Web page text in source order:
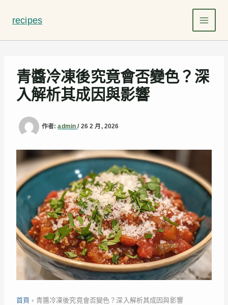
要
recipes
青醬冷凍後究竟會否變色？深
入解析其成因與影響
作者:admin/ 26 2 月, 2026
首頁 › 青醬冷凍後究竟會否變色？深入解析其成因與影響